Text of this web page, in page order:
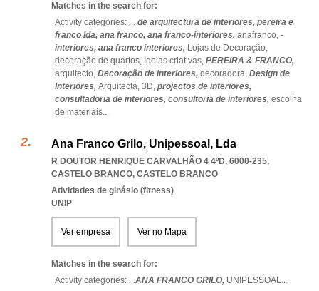
Matches in the search for:
Activity categories: ... de arquitectura de interiores, pereira e
franco lda, ana franco, ana franco-interiores, anafranco, -
interiores, ana franco interiores, Lojas de Decoração,
decoração de quartos, Ideias criativas, PEREIRA & FRANCO,
arquitecto, Decoração de interiores, decoradora, Design de
Interiores, Arquitecta, 3D, projectos de interiores,
consultadoria de interiores, consultoria de interiores, escolha
de materiais...
Ana Franco Grilo, Unipessoal, Lda
R DOUTOR HENRIQUE CARVALHÃO 4 4ºD, 6000-235,
CASTELO BRANCO, CASTELO BRANCO
Atividades de ginásio (fitness)
UNIP
Ver empresa Ver no Mapa
Matches in the search for:
Activity categories: ...ANA FRANCO GRILO, UNIPESSOAL...